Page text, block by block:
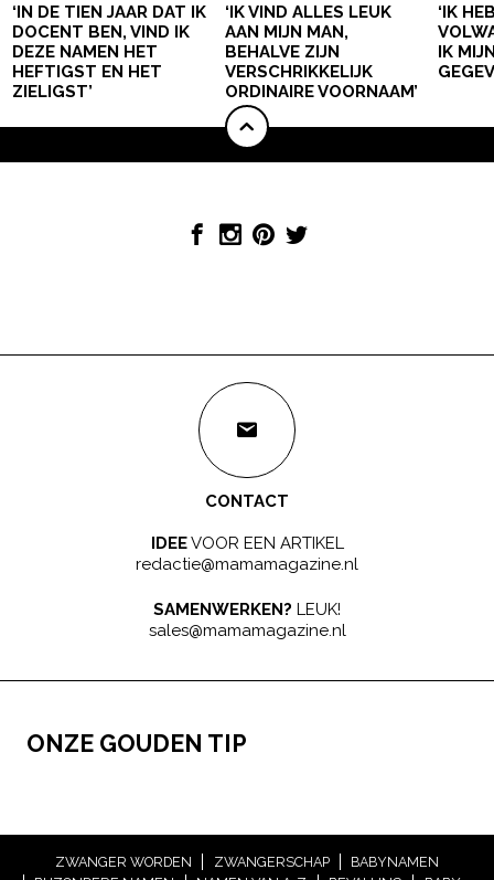
‘IN DE TIEN JAAR DAT IK
DOCENT BEN, VIND IK
DEZE NAMEN HET
HEFTIGST EN HET
ZIELIGST’
‘IK VIND ALLES LEUK
AAN MIJN MAN,
BEHALVE ZIJN
VERSCHRIKKELIJK
ORDINAIRE VOORNAAM’
‘IK
IK
CONTACT
IDEEVOOR EEN ARTIKEL
redactie@mamamagazine.nl
SAMENWERKEN? LEUK!
sales@mamamagazine.nl
ONZE GOUDEN TIP
ZWANGER WORDEN ZWANGERSCHAP
BABYNAMEN